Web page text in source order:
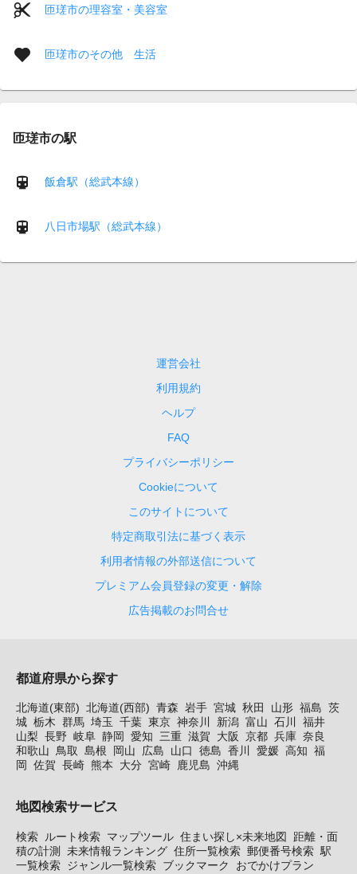
匝瑳市の理容室・美容室
匝瑳市のその他 生活
匝瑳市の駅
飯倉駅（総武本線）
八日市場駅（総武本線）
運営会社
利用規約
ヘルプ
FAQ
プライバシーポリシー
Cookieについて
このサイトについて
特定商取引法に基づく表示
利用者情報の外部送信について
プレミアム会員登録の変更・解除
広告掲載のお問合せ
都道府県から探す
北海道(東部) 北海道(西部) 青森 岩手 宮城 秋田 山形 福島 茨
城 栃木 群馬 埼玉 千葉 東京 神奈川 新潟 富山 石川
福井
山梨 長野 岐阜 静岡 愛知 三重 滋賀 大阪 京都 兵庫 奈良
和歌山
鳥取 島根 岡山 広島 山口 徳島 香川 愛媛 高知 福
岡
佐賀 長崎 熊本 大分 宮崎 鹿児島 沖縄
地図検索サービス
検索 ルート検索 マップツール 住まい探し×未来地図
距離・面
積の計測
未来情報ランキング 住所一覧検索 郵便番号検索 駅
一覧検索 ジャンル一覧検索 ブックマーク おでかけプラン